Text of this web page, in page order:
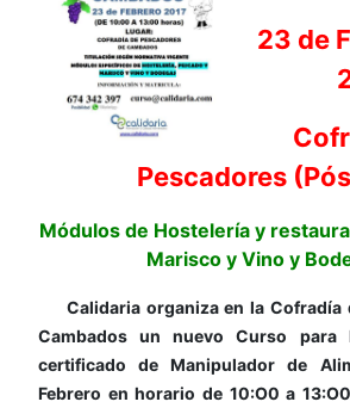
23 de
Pescadores
Módulos de Hostelería y
Marisco y Vino y
Calidaria organiza en la Cofradía
Cambados un nuevo Curso para
certificado de Manipulador de
Febrero en horario de 10:O0 a